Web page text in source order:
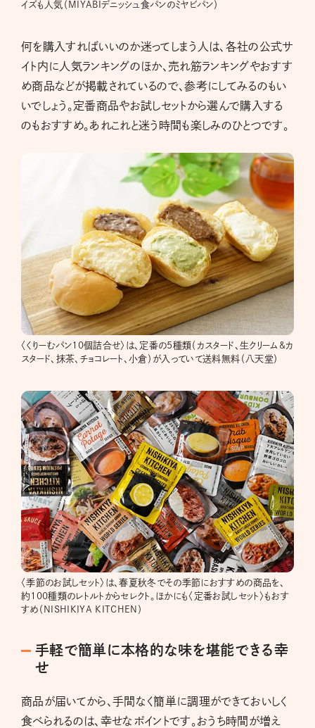
イズも人気（MIYABIデニッシュ食パンのミヤビパン）
何を購入すればいいのか迷ってしまう人は、各社の公式サ
イト内に人気ランキングのほか、売れ筋ランキングやおすす
め商品などが掲載されているので、参考にしてみるのもい
いでしょう。定番商品やお試しセットから選んで購入する
のもおすすめ。あれこれと迷う時間も楽しみのひとつです。
〈くりーむパン10個詰合せ〉は、定番の5種類（カスタード、生クリーム&カ
スタード、抹茶、チョコレート、小倉）が入っていて送料無料（八天堂）
〈季節のお試しセット〉は、春夏秋冬でその季節におすすめの商品を、
約100種類のレトルトからセレクト。ほかにも〈定番お試しセット〉もおす
すめ（NISHIKIYA KITCHEN）
手軽で簡単に本格的な味を堪能できる幸
せ
商品が届いてから、手間なく簡単に調理ができておいしく
食べられるのは、幸せなポイントです。おうち時間が増え